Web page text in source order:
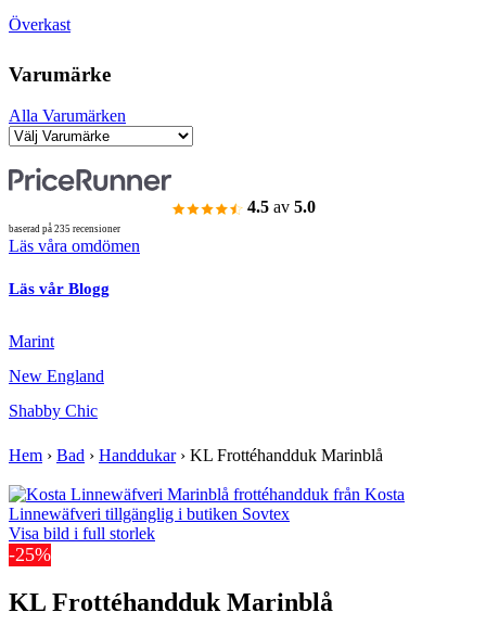
Överkast
Varumärke
Alla Varumärken
4.5 av 5.0
baserad på 235 recensioner
Läs våra omdömen
Läs vår Blogg
Marint
New England
Shabby Chic
Hem › Bad › Handdukar› KL Frottéhandduk Marinblå
Visa bild i full storlek
-25%
KL Frottéhandduk Marinblå